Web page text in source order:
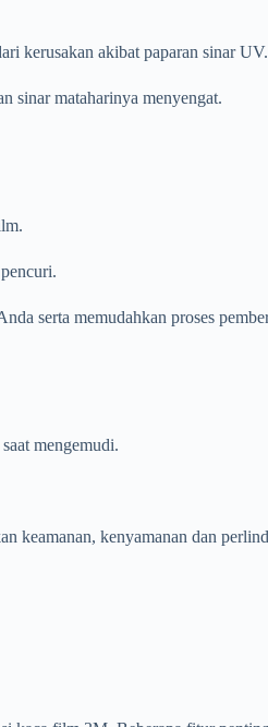
kerusakan akibat paparan sinar UV.
sinar mataharinya menyengat.
serta memudahkan proses
mengemudi.
kenyamanan dan